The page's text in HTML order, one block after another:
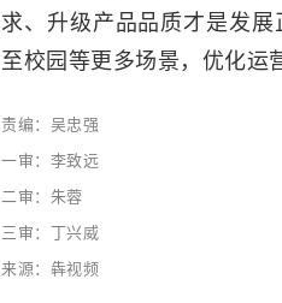
求、升级产品品质才是发
至校园等更多场景，优化运
责编：吴忠强
一审：李致远
二审：朱蓉
三审：丁兴威
来源：犇视频